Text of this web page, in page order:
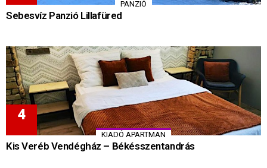
PANZIÓ
Sebesvíz Panzió Lillafüred
KIADÓ APARTMAN
Kis Veréb Vendégház – Békésszentandrás